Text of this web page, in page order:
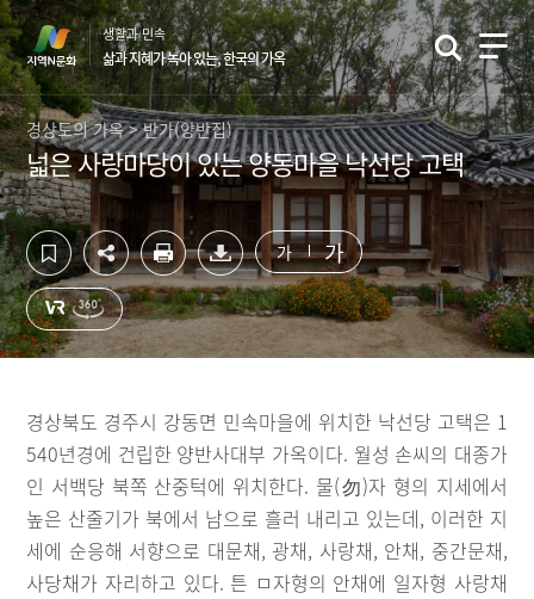
컨
텐
츠
영
역
바
로
가
기
하
단
영
역
바
로
가
기
생활과 민속
삶과 지혜가 녹아 있는, 한국의 가옥
경상도의 가옥 > 반가(양반집)
넓은 사랑마당이 있는 양동마을 낙선당 고택
가 가
경상북도 경주시 강동면 민속마을에 위치한 낙선당 고택은 1
540년경에 건립한 양반사대부 가옥이다. 월성 손씨의 대종가
인 서백당 북쪽 산중턱에 위치한다. 물(勿)자 형의 지세에서
높은 산줄기가 북에서 남으로 흘러 내리고 있는데, 이러한 지
세에 순응해 서향으로 대문채, 광채, 사랑채, 안채, 중간문채,
사당채가 자리하고 있다. 튼 ㅁ자형의 안채에 일자형 사랑채